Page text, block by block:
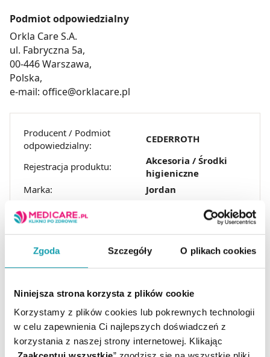
Zgoda Szczegóły O plikach cookies
Niniejsza strona korzysta z plików cookie
Korzystamy z plików cookies lub pokrewnych technologii
w celu zapewnienia Ci najlepszych doświadczeń z
korzystania z naszej strony internetowej. Klikając
Podmiot odpowiedzialny
Orkla Care S.A.
ul. Fabryczna 5a,
00-446 Warszawa,
Polska,
e-mail: office@orklacare.pl
Producent / Podmiot
odpowiedzialny:
CEDERROTH
Rejestracja produktu:
Akcesoria / Środki
higieniczne
Marka:
Jordan
Temperatura
pokojowa
ZOBACZ TEŻ